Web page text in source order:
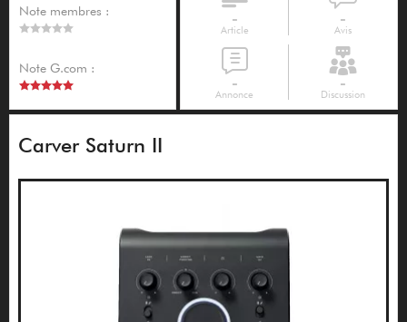
Note membres :
Note G.com :
-
Article
-
Avis
-
Annonce
-
Discussion
Carver Saturn II